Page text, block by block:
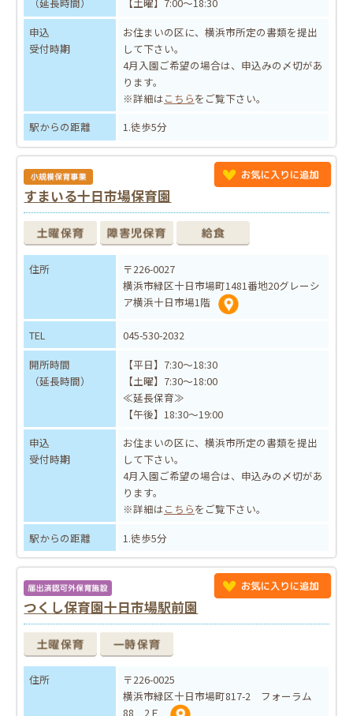
申込
受付時期
お住まいの区に、横浜市所定の書類を提出
して下さい。
4月入園ご希望の場合は、申込みの〆切があ
ります。
※詳細はこちらをご覧下さい。
駅からの距離
1.徒歩5分
すまいる十日市場保育園
住所
〒226-0027
横浜市緑区十日市場町1481番地20グレーシ
ア横浜十日市場1階
TEL
045-530-2032
開所時間
（延長時間）
【平日】7:30～18:30
【土曜】7:30～18:00
≪延長保育≫
【午後】18:30～19:00
申込
受付時期
お住まいの区に、横浜市所定の書類を提出
して下さい。
4月入園ご希望の場合は、申込みの〆切があ
ります。
※詳細はこちらをご覧下さい。
駅からの距離
1.徒歩5分
つくし保育園十日市場駅前園
住所
〒226-0025
横浜市緑区十日市場町817-2 フォーラム
88 2Ｆ